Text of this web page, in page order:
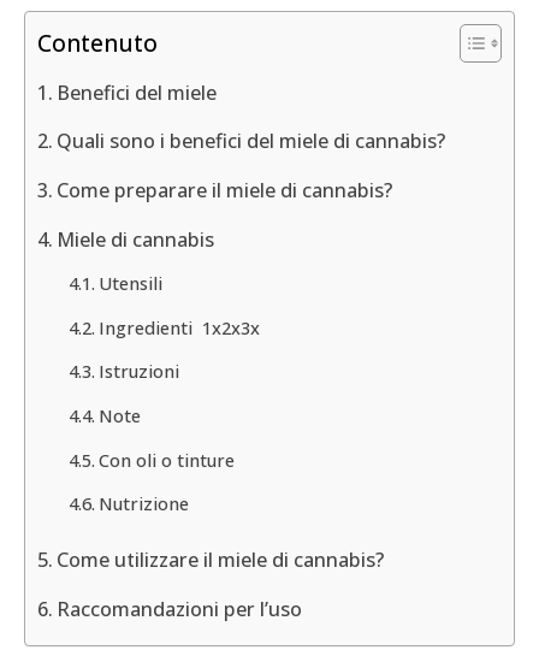
Contenuto
Benefici del miele
Quali sono i benefici del miele di cannabis?
Come preparare il miele di cannabis?
Miele di cannabis
Utensili
Ingredienti 1x2x3x
Istruzioni
Note
Con oli o tinture
Nutrizione
Come utilizzare il miele di cannabis?
Raccomandazioni per l’uso